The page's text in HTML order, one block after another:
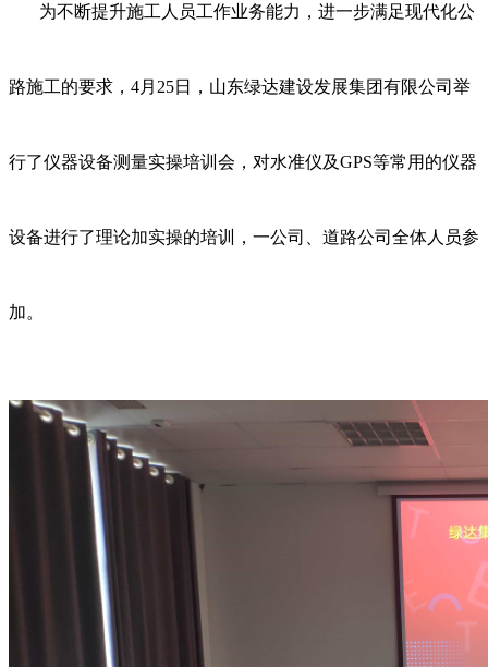
为不断提升施工人员工作业务能力，进一步满足现代化公
路施工的要求，4月25日，山东绿达建设发展集团有限公司举
行了仪器设备测量实操培训会，对水准仪及GPS等常用的仪器
设备进行了理论加实操的培训，一公司、道路公司全体人员参
加。